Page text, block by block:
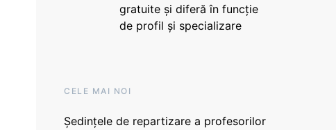
gratuite și diferă în funcție
de profil și specializare
CELE MAI NOI
Ședințele de repartizare a profesorilor